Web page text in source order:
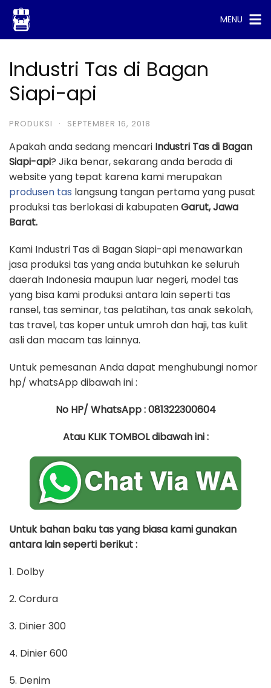
Skip
content
MENU
Industri Tas di Bagan
Siapi-api
PRODUKSI · SEPTEMBER 16, 2018
Apakah anda sedang mencari Industri Tas di Bagan
Siapi-api? Jika benar, sekarang anda berada di
website yang tepat karena kami merupakan
produsen tas langsung tangan pertama yang pusat
produksi tas berlokasi di kabupatenGarut, Jawa
Barat.
Kami Industri Tas di Bagan Siapi-api menawarkan
jasa produksi tas yang anda butuhkan ke seluruh
daerah Indonesia maupun luar negeri, model tas
yang bisa kami produksi antara lain seperti tas
ransel, tas seminar, tas pelatihan, tas anak sekolah,
tas travel, tas koper untuk umroh dan haji, tas kulit
asli dan macam tas lainnya.
Untuk pemesanan Anda dapat menghubungi nomor
hp/ whatsApp dibawah ini :
No HP/ WhatsApp : 081322300604
Atau KLIK TOMBOL dibawah ini :
Untuk bahan baku tas yang biasa kami gunakan
antara lain seperti berikut :
1. Dolby
2. Cordura
3. Dinier 300
4. Dinier 600
5. Denim